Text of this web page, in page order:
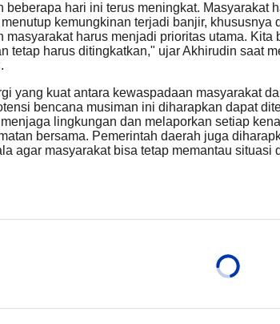
beberapa hari ini terus meningkat. Masyarakat
kemungkinan terjadi banjir,
masyarakat harus menjadi prioritas utama.
tetap harus ditingkatkan," ujar Akhirudin saat
yang kuat antara kewaspadaan masyarakat
bencana musiman ini diharapkan dapat
lingkungan dan melaporkan setiap
bersama. Pemerintah daerah juga
agar masyarakat bisa tetap memantau situasi